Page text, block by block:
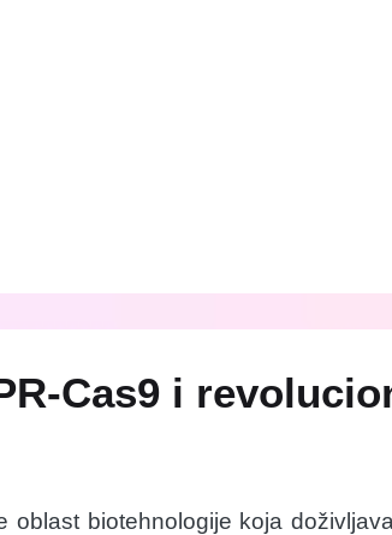
Cas9 i
oblast biotehnologije koja